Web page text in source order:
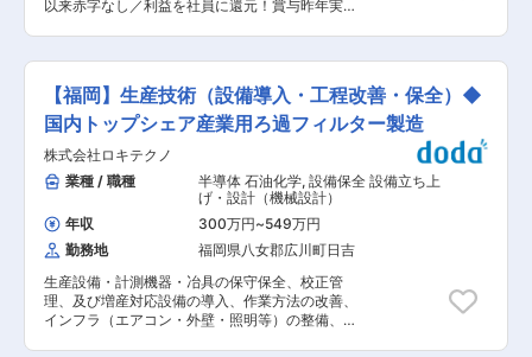
ソリンスタンド併設の整備工場では、国家資格を
持つ整備士が高品質かつスピーディーな整備サー
幅広く対応し、地域のお客様のカーライフを総合
的にサポートしています。 変更の範囲：会社の定
める業務
と一緒に業務を行いながら独り立ちを目指しま
す。 ●働き方に関して： 繁忙期が4月〜 9月とな
りますのでメリハリをつけて働くことができま
す。 ●企業の特徴 草刈機など小型の農業機械の
開発・製造・販売を行う農業機械メーカーです。
お客様の「辛い」「困った」を解決できる製品を
製造、販売しています。また、当社は日本国内で
は国内トップシェアを誇り、海外ではシャンパー
ニュなど、フランスの著名なワイン生産地でも活
躍し、その独自性と機能性は「MadeinJapan」
の信頼性とともに愛されています。「草と共に生
きる」というブランドコンセプトのもと国境なく
農業と緑化に貢献する企業として、今後も新たな
課題解決へ挑戦し続けます。 変更の範囲：会社の
定める業務
以来赤字なし／利益を社員に還元！賞与昨年実績
カーである当社にて、購買・調達を担っていただ
きます。 ●業務内容： ・乗用、自走式草刈機な
どの完成品に使用する部品や材料の調達 ・価格交
渉 ・サプライヤーとの日々の折衝 ・開発部門や
製造部門との要求部品の仕様、コスト、品質、納
期等の調整 ・原価計算 ・ゆくゆくは新規調達先
の開拓 など ※サプライヤーの8割〜9割が国内で
ある為、語学力は必要ありません。 ※一部海外(中
国)からの調達もあります。 ●入社後の流れ： 入
社後は他部署を巻き込みながら研修を行い、自社
製品や社内業務の理解を深めていただきます。ま
た、業界知識等をより理解いただくために、外部
研修も行っています。研修終了後、現場配属とな
ってからはOJTにて業務を覚えていただきます。
●働き方に関して： 生産計画に合わせて業務を行
っていますが、繁忙期は3月〜9月となり、月平均
【福岡】生産技術（設備導入・工程改善・保全）◆
国内トップシェア産業用ろ過フィルター製造
株式会社ロキテクノ
業種 / 職種
半導体 石油化学, 設備保全 設備立ち上
げ・設計（機械設計）
年収
300万円~549万円
勤務地
福岡県八女郡広川町日吉
生産設備・計測機器・冶具の保守保全、校正管
理、及び増産対応設備の導入、作業方法の改善、
インフラ（エアコン・外壁・照明等）の整備、保